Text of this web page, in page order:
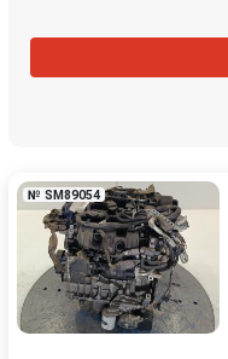
№ SM89054